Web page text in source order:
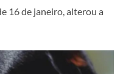
16 de janeiro, alterou a